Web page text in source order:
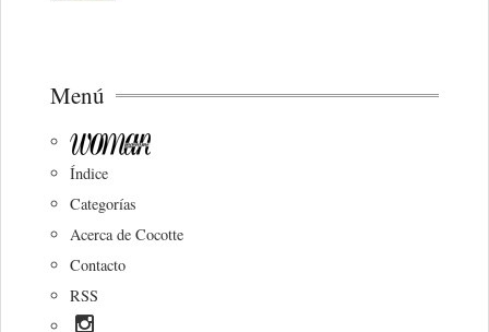
Menú
Índice
Categorías
Acerca de Cocotte
Contacto
RSS